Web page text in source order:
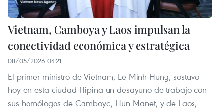
Vietnam, Camboya y Laos impulsan la
conectividad económica y estratégica
08/05/2026 04:21
El primer ministro de Vietnam, Le Minh Hung, sostuvo
hoy en esta ciudad filipina un desayuno de trabajo con
sus homólogos de Camboya, Hun Manet, y de Laos,